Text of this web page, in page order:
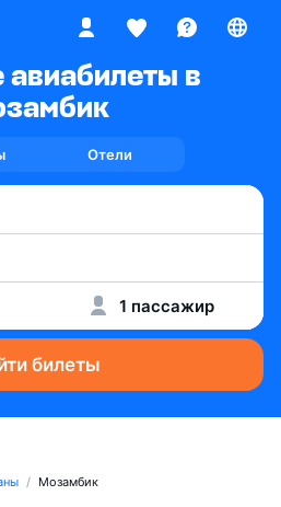
в
Отели
1 пассажир
билеты
Мозамбик